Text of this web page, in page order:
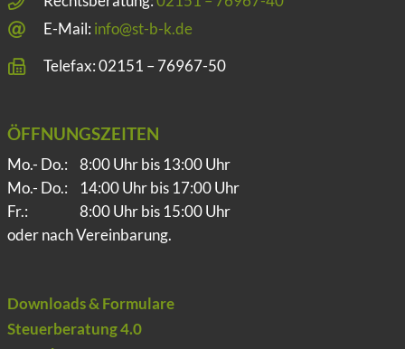
E-Mail: info@st-b-k.de
Telefax: 02151 – 76967-50
ÖFFNUNGSZEITEN
Mo.- Do.:
8:00 Uhr bis 13:00 Uhr
Mo.- Do.:
14:00 Uhr bis 17:00 Uhr
Fr.:
8:00 Uhr bis 15:00 Uhr
oder nach Vereinbarung.
Downloads & Formulare
Steuerberatung 4.0